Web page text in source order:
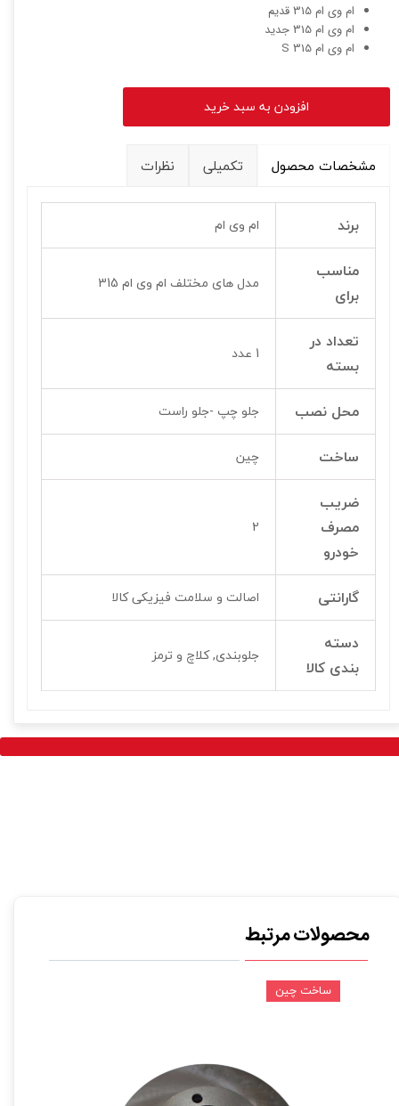
ام وی ام 315 قدیم
ام وی ام 315 جدید
ام وی ام 315 S
افزودن به سبد خرید
مشخصات محصول تکمیلی نظرات
برند ام وی ام
مناسب
برای
مدل های مختلف ام وی ام 315
تعداد در
بسته
1 عدد
محل نصب جلو چپ -جلو راست
ساخت چین
ضریب
مصرف
خودرو
2
گارانتی اصالت و سلامت فیزیکی کالا
دسته
بندی کالا
جلوبندی, کلاچ و ترمز
محصولات مرتبط
ساخت چین